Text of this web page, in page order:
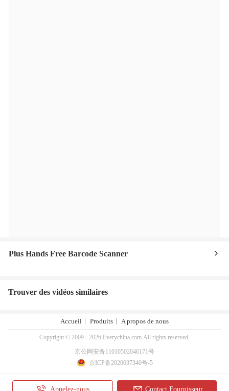
Plus Hands Free Barcode Scanner
Trouver des vidéos similaires
Appelez-nous Contact Fournisseur
Accueil Produits A propos de nous
Copyright © 2009 - 2026 Everychina.com.All rights reserved.
京公网安备11010502046171号
京ICP备2020037340号-5